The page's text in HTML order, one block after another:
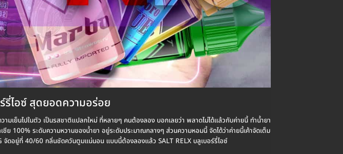
รี่ไอซ์ สุดยอดความอร่อย
เย็นไปในตัว เป็นรสชาติแปลกใหม่ ที่หลายๆ คนต้องลอง บอกเลยว่า พลาดไม่ได้แล้วกับค่ายนี้ ทำน้ำยา
100% ระดับความหวานของน้ำยา อยู่ระดับประมาณกลางๆ ส่วนความหอมนี้ จัดได้ว่าค่ายนี้เค้าจัดเต็ม
จัดอยู่ที่ 40/60 กลิ่นชัดควันตูมแน่นอน แบบนี้ต้องลองแล้ว SALT RELX บลูเบอร์รี่ไอซ์